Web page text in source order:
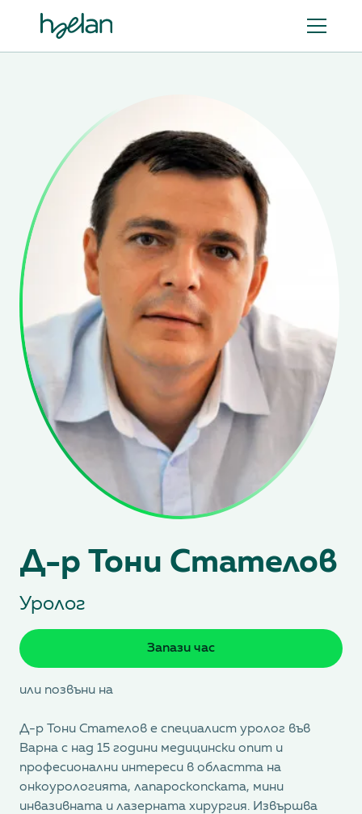
Д-р Тони Стателов
Уролог
Запази час
или позвъни на
Д-р Тони Стателов е специалист уролог във
Варна с над 15 години медицински опит и
професионални интереси в областта на
онкоурологията, лапароскопската, мини
инвазивната и лазерната хирургия. Извършва